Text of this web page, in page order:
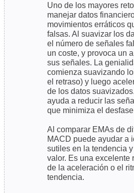
Uno de los mayores
manejar datos
movimientos erráticos
falsas. Al suavizar los
el número de señales
un coste, y provoca un
sus señales. La
comienza suavizando
el retraso) y luego
de los datos
ayuda a reducir las
que minimiza el
Al comparar EMAs de
MACD puede ayudar a
sutiles en la tendencia
valor. Es una excelente
de la aceleración o el
tendencia.